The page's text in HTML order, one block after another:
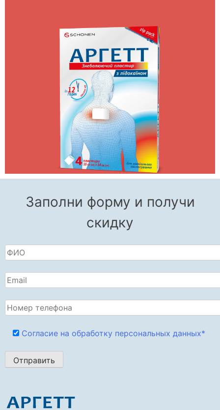
Где можно найти
Аргетт пластырь с
лидокаином?
Заполни форму и получи
скидку
Согласие на обработку персональных данных*